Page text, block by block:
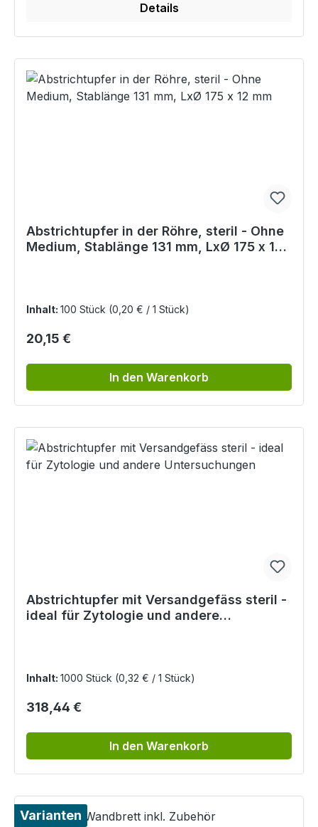
Details
Abstrichtupfer in der Röhre, steril - Ohne
Medium, Stablänge 131 mm, LxØ 175 x 12
Inhalt: 100 Stück (0,20 € / 1 Stück)
Regulärer Preis:
20,15 €
In den Warenkorb
Abstrichtupfer mit Versandgefäss steril -
ideal für Zytologie und andere
Inhalt: 1000 Stück (0,32 € / 1 Stück)
Regulärer Preis:
318,44 €
In den Warenkorb
Varianten